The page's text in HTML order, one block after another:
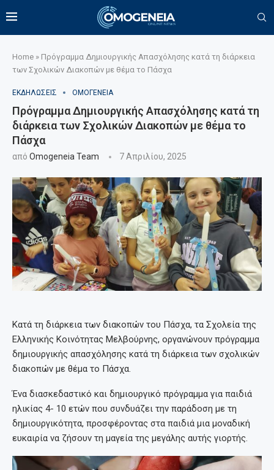
Home » Πρόγραμμα Δημιουργικής Απασχόλησης κατά τη διάρκεια
των Σχολικών Διακοπών με θέμα το Πάσχα
ΕΚΔΗΛΩΣΕΙΣ ΟΜΟΓΕΝΕΙΑ
Πρόγραμμα Δημιουργικής Απασχόλησης κατά τη
διάρκεια των Σχολικών Διακοπών με θέμα το
Πάσχα
από Omogeneia Team 7 Απριλίου, 2025
Κατά τη διάρκεια των διακοπών του Πάσχα, τα Σχολεία της
Ελληνικής Κοινότητας Μελβούρνης, οργανώνουν πρόγραμμα
δημιουργικής απασχόλησης κατά τη διάρκεια των σχολικών
διακοπών με θέμα το Πάσχα.
Ένα διασκεδαστικό και δημιουργικό πρόγραμμα για παιδιά
ηλικίας 4- 10 ετών που συνδυάζει την παράδοση με τη
δημιουργικότητα, προσφέροντας στα παιδιά μια μοναδική
ευκαιρία να ζήσουν τη μαγεία της μεγάλης αυτής γιορτής.